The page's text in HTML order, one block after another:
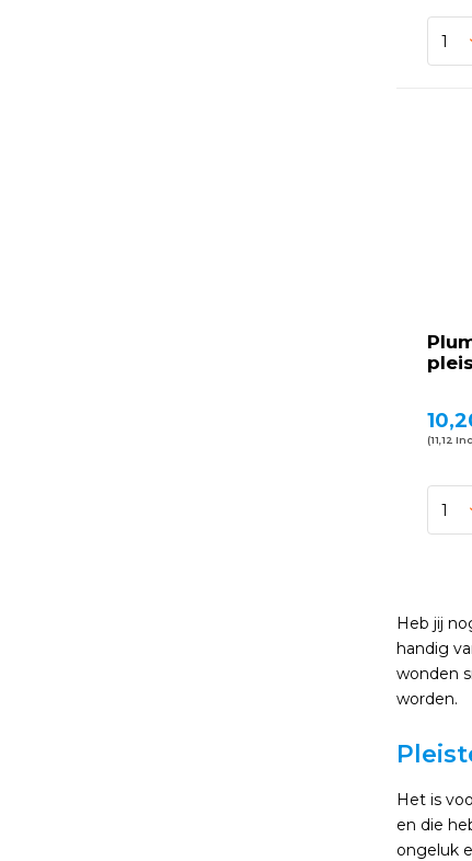
(11,12
Heb jij
handig
wonden
worden.
Het is
en die
ongeluk